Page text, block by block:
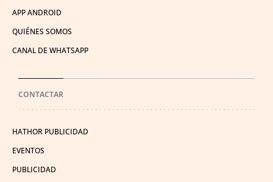
APP ANDROID
QUIÉNES SOMOS
CANAL DE WHATSAPP
CONTACTAR
HATHOR PUBLICIDAD
EVENTOS
PUBLICIDAD